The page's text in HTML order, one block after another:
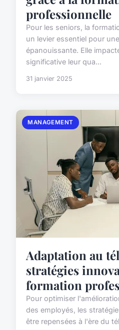
professionnelle
Pour les seniors, la
un levier essentiel pour
épanouissante. Elle
significative leur qua...
31 janvier 2025
MANAGEMENT
Adaptation au
stratégies
formation
Pour optimiser
des employés, les
être repensées à l'ère du